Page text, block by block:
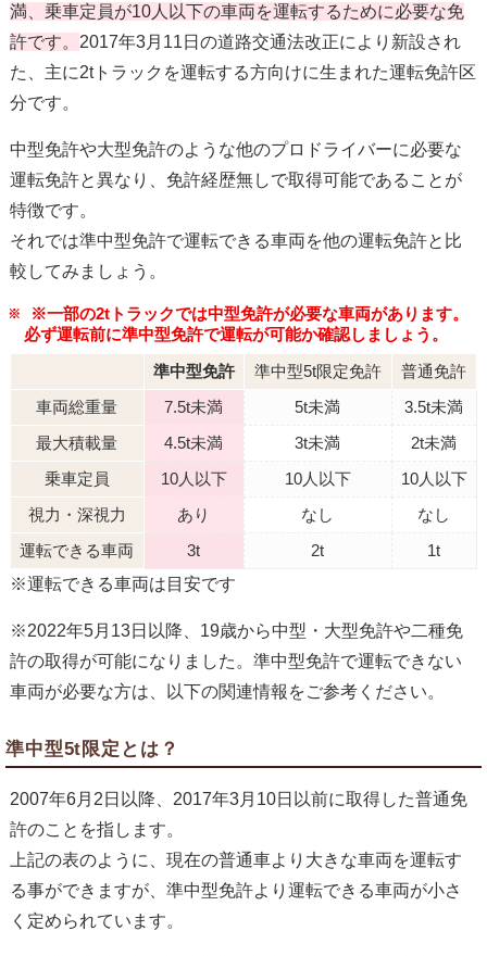
満、乗車定員が10人以下の車両を運転するために必要な免
許です。 2017年3月11日の道路交通法改正により新設され
た、主に2tトラックを運転する方向けに生まれた運転免許区
分です。
中型免許や大型免許のような他のプロドライバーに必要な
運転免許と異なり、免許経歴無しで取得可能であることが
特徴です。
それでは準中型免許で運転できる車両を他の運転免許と比
較してみましょう。
※一部の2tトラックでは中型免許が必要な車両があります。
必ず運転前に準中型免許で運転が可能か確認しましょう。
準中型免許
準中型5t限定免許
普通免許
車両総重量
7.5t未満 5t未満
3.5t未満
最大積載量
4.5t未満 3t未満
2t未満
乗車定員
10人以下 10人以下
10人以下
視力・深視力
あり なし
なし
運転できる車両
3t 2t
1t
※運転できる車両は目安です
※2022年5月13日以降、19歳から中型・大型免許や二種免
許の取得が可能になりました。準中型免許で運転できない
車両が必要な方は、以下の関連情報をご参考ください。
準中型5t限定とは？
2007年6月2日以降、2017年3月10日以前に取得した普通免
許のことを指します。
上記の表のように、現在の普通車より大きな車両を運転す
る事ができますが、準中型免許より運転できる車両が小さ
く定められています。